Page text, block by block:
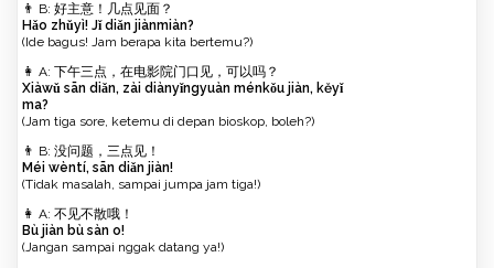
👨 B: 好主意！几点见面？
Hǎo zhǔyì! Jǐ diǎn jiànmiàn?
(Ide bagus! Jam berapa kita bertemu?)
👩 A: 下午三点，在电影院门口见，可以吗？
Xiàwǔ sān diǎn, zài diànyǐngyuàn ménkǒu jiàn, kěyǐ
ma?
(Jam tiga sore, ketemu di depan bioskop, boleh?)
👨 B: 没问题，三点见！
Méi wèntí, sān diǎn jiàn!
(Tidak masalah, sampai jumpa jam tiga!)
👩 A: 不见不散哦！
Bù jiàn bù sàn o!
(Jangan sampai nggak datang ya!)